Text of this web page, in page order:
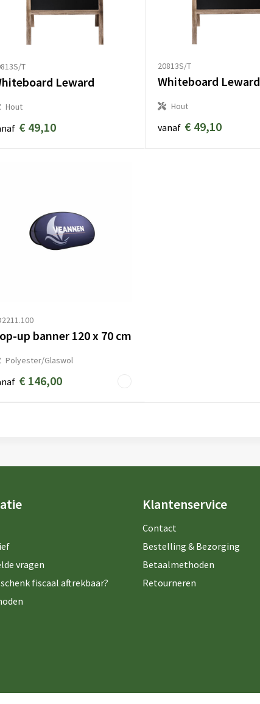
T
Leward
Hout
€ 49,10
20813S/T
Whiteboard Leward
Hout
vanaf € 49,10
up banner 120 x 70 cm
Polyester/Glaswol
€ 146,00
vragen
fiscaal aftrekbaar?
Klantenservice
Contact
Bestelling & Bezorging
Betaalmethoden
Retourneren